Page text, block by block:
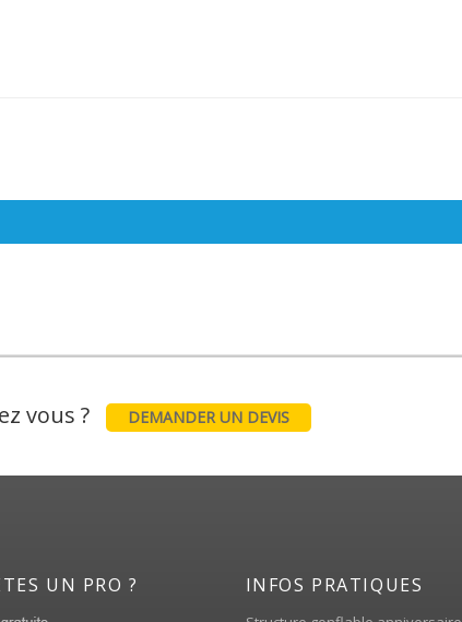
vous ? DEMANDER UN DEVIS
UN PRO ? INFOS PRATIQUES